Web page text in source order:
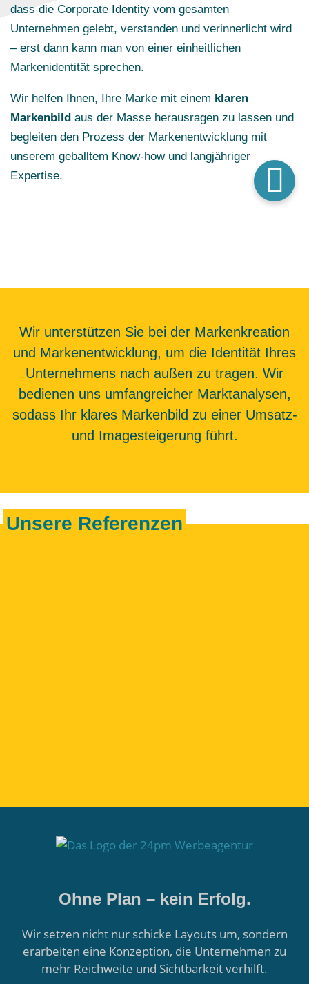
dass die Corporate Identity vom gesamten
Unternehmen gelebt, verstanden und verinnerlicht wird
– erst dann kann man von einer einheitlichen
Markenidentität sprechen.
Wir helfen Ihnen, Ihre Marke mit einem klaren
Markenbild aus der Masse herausragen zu lassen und
begleiten den Prozess der Markenentwicklung mit
unserem geballtem Know-how und langjähriger
Expertise.
Wir unterstützen Sie bei der Markenkreation
und Markenentwicklung, um die Identität Ihres
Unternehmens nach außen zu tragen. Wir
bedienen uns umfangreicher Marktanalysen,
sodass Ihr klares Markenbild zu einer Umsatz-
und Imagesteigerung führt.
Unsere Referenzen
Ohne Plan – kein Erfolg.
Wir setzen nicht nur schicke Layouts um, sondern
erarbeiten eine Konzeption, die Unternehmen zu
mehr Reichweite und Sichtbarkeit verhilft.